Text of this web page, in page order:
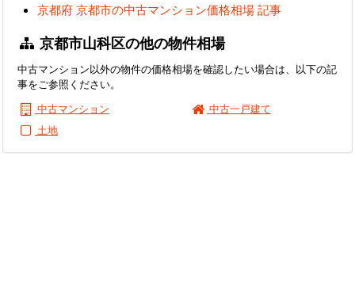
京都府 京都市の中古マンション価格相場 記事
京都市山科区の他の物件相場
中古マンション以外の物件の価格相場を確認したい場合は、以下の記
事をご参照ください。
中古マンション
中古一戸建て
土地